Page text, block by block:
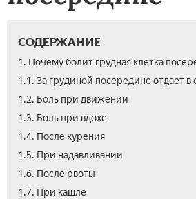
СОДЕРЖАНИЕ
1. Почему болит грудная клетка
1.1. За грудиной посередине отдает в
1.2. Боль при движении
1.3. Боль при вдохе
1.4. После курения
1.5. При надавливании
1.6. После рвоты
1.7. При кашле